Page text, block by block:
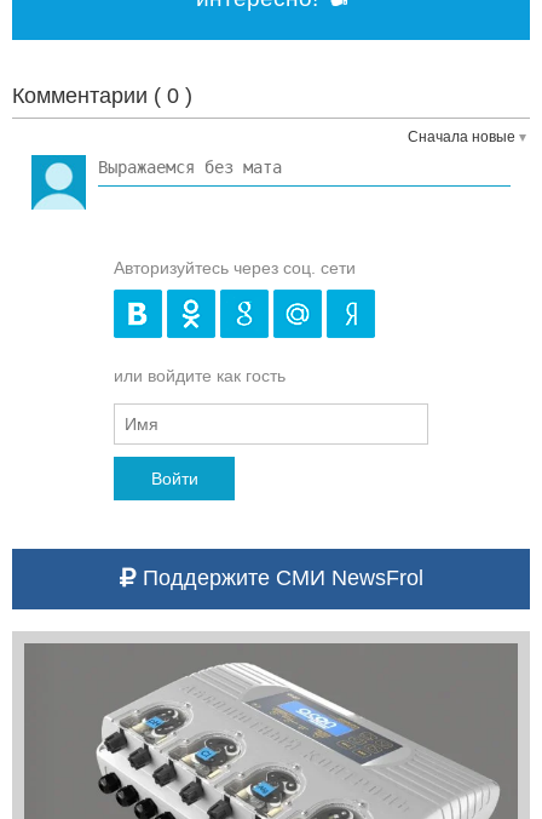
Комментарии ( 0 )
Сначала новые
Авторизуйтесь через соц. сети
или войдите как гость
Войти
Поддержите СМИ NewsFrol